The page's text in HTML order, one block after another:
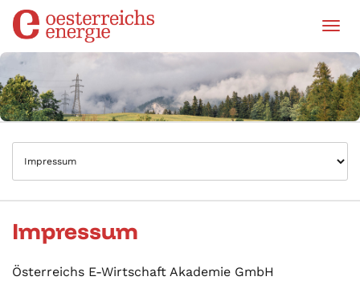
Impressum
Österreichs E-Wirtschaft Akademie GmbH